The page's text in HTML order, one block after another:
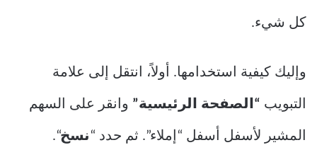
كل شيء.
وإليك كيفية استخدامها. أولاً، انتقل إلى علامة
التبويب “الصفحة الرئيسية” وانقر على السهم
المشير لأسفل أسفل “إملاء”. ثم حدد “ نسخ“.